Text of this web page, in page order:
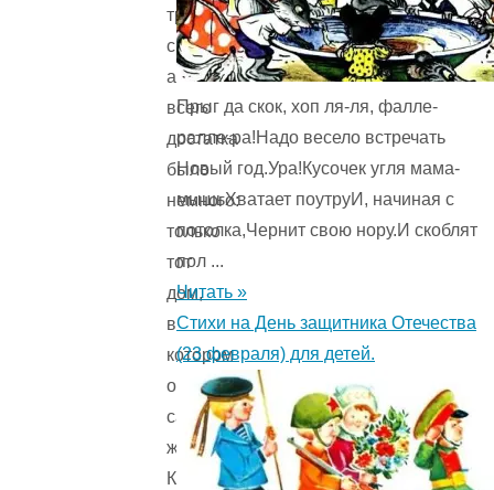
три
сына,
а
всего
достатка
было
немного:
только
тот
дом,
в
котором
он
сам
жил.
Каждый
Прыг да скок, хоп ля-ля, фалле-
ралле-ра!Надо весело встречать
Новый год.Ура!Кусочек угля мама-
мышьХватает поутруИ, начиная с
потолка,Чернит свою нору.И скоблят
пол ...
Читать »
Стихи на День защитника Отечества
(23 февраля) для детей.